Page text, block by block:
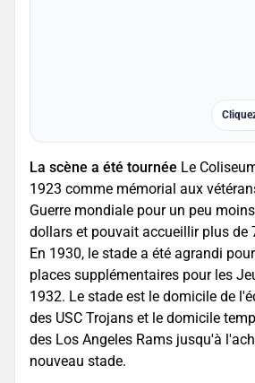
La scène a été tournée Le
1923 comme mémorial aux
Guerre mondiale pour un peu
dollars et pouvait accueillir plus de
En 1930, le stade a été agrandi
places supplémentaires pour les
1932. Le stade est le domicile de
des USC Trojans et le domicile
des Los Angeles Rams jusqu'à
nouveau stade.